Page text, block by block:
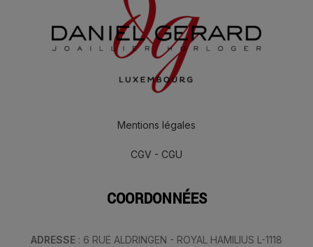
Mentions légales
CGV - CGU
COORDONNÉES
ADRESSE : 6 RUE ALDRINGEN - ROYAL HAMILIUS L-1118